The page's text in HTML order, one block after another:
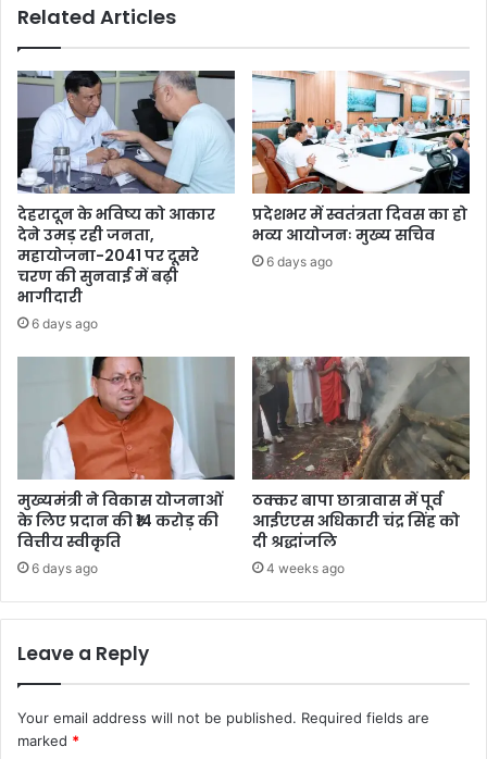
Related Articles
देहरादून के भविष्य को आकार
देने उमड़ रही जनता,
महायोजना-2041 पर दूसरे
चरण की सुनवाई में बढ़ी
भागीदारी
6 days ago
प्रदेशभर में स्वतंत्रता दिवस का हो
भव्य आयोजनः मुख्य सचिव
6 days ago
मुख्यमंत्री ने विकास योजनाओं
के लिए प्रदान की ₹14 करोड़ की
वित्तीय स्वीकृति
6 days ago
ठक्कर बापा छात्रावास में पूर्व
आईएएस अधिकारी चंद्र सिंह को
दी श्रद्धांजलि
4 weeks ago
Leave a Reply
Your email address will not be published. Required fields are
marked *